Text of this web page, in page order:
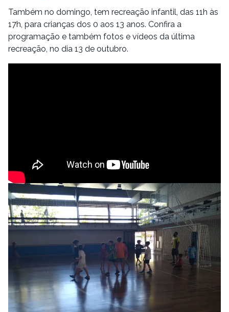
Também no domingo, tem recreação infantil, das 11h às
17h, para crianças dos 0 aos 13 anos. Confira a
programação e também fotos e vídeos da última
recreação, no dia 13 de outubro.